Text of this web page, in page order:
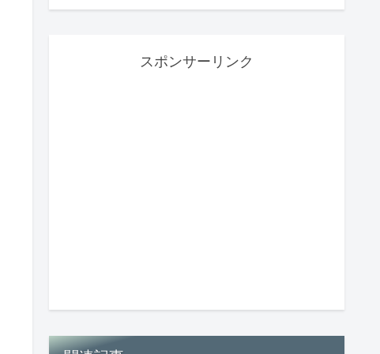
スポンサーリンク